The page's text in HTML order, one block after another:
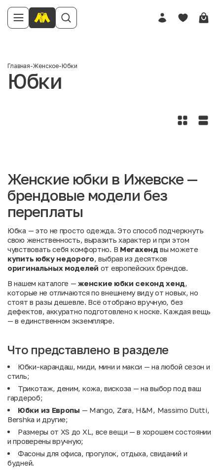
Главная-Женское-Юбки
Юбки
Женские юбки в Ижевске —
брендовые модели без
переплаты
Юбка — это не просто одежда. Это способ подчеркнуть
свою женственность, выразить характер и при этом
чувствовать себя комфортно. В Мегахенд вы можете
купить юбку недорого, выбрав из десятков
оригинальных моделей от европейских брендов.
В нашем каталоге —женские юбки секонд хенд,
которые не отличаются по внешнему виду от новых, но
стоят в разы дешевле. Всё отобрано вручную, без
дефектов, аккуратно подготовлено к носке. Каждая вещь
— в единственном экземпляре.
Что представлено в разделе
Юбки-карандаш, миди, мини и макси — на любой сезон и
стиль;
Трикотаж, деним, кожа, вискоза — на выбор под ваш
гардероб;
Юбки из Европы — Mango, Zara, H&M, Massimo Dutti,
Bershka и другие;
Размеры от XS до XL, все вещи — в хорошем состоянии
и проверены вручную;
Фасоны для офиса, прогулок, отдыха, свиданий и
будней.